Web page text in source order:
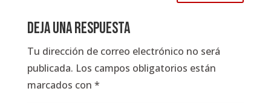
Deja una respuesta
Tu dirección de correo electrónico no será
publicada. Los campos obligatorios están
marcados con *